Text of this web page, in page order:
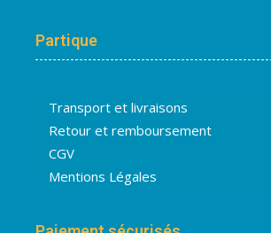
Partique
Transport et livraisons
Retour et remboursement
CGV
Mentions Légales